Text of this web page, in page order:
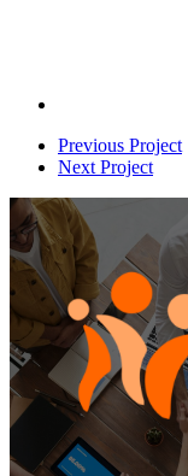
Previous Project
Next Project